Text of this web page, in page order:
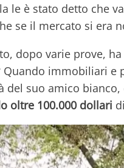
le è stato detto che
se il mercato si era
dopo varie prove,
Quando immobiliari e
del suo amico
oltre 100.000 dollari